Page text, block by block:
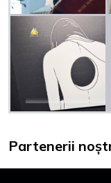
Partenerii